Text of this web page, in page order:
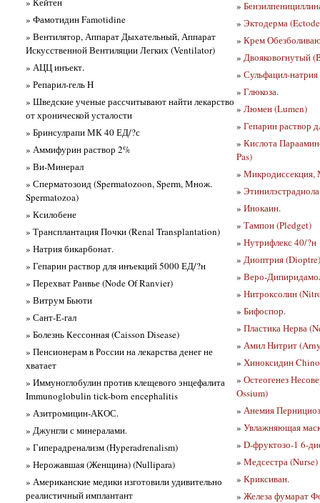
» Фамотидин Famotidine
» Вентилятор, Аппарат Дыхательный, Аппарат
Искусственной Вентиляции Легких (Ventilator)
» АЦЦ инъект.
» Репарил-гель H
» Шведские ученые рассчитывают найти лекарство
от хронической усталости
» Бринсулрапи МК 40 ЕД/?с
» Аммифурин раствор 2%
» Ви-Минерал
» Сперматозоид (Spermatozoon, Sperm, Множ.
Spermatozoa)
» Ксилобене
» Трансплантация Почки (Renal Transplantation)
» Натрия бикарбонат.
» Гепарин раствор для инъекций 5000 ЕД/?н
» Перехват Ранвье (Node Of Ranvier)
» Витрум Бьюти
» Сант-Е-гал
» Болезнь Кессонная (Caisson Disease)
» Пенсионерам в России на лекарства денег не
хватает
» Иммуноглобулин против клещевого энцефалита
Immunoglobulin tick-born encephalitis
» Азитромицин-АКОС.
» Джунгли с минералами.
» Гиперадренализм (Hyperadrenalism)
» Нерожавшая (Женщина) (Nullipara)
» Американские медики изготовили удивительно
реалистичный имплантант
»
» Эктодерма
» Крем
» Двояковогнутый
» Сульфацил-
» Глюкоза.
» Люмен (Lumen)
» Гепарин раствор
» Кислота
Pas)
» Микродиссекция,
»
» Инокаин.
» Тампон (Pledget)
» Нутрифлекс 40/?н
» Диоптрия (Dioptre)
» Веро-
» Нитроксолин
» Бифоспор.
» Пластика Нерва
» Амил Нитрит
» Хиноксидин
» Остеогенез
Ossium)
» Анемия
» Увлажняющая
» D-фруктозо-1 6-
» Медсестра (Nurse)
» Криксиван.
» Железа фумарат